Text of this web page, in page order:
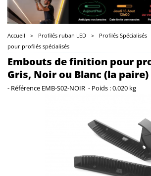
Accueil > Profilés ruban LED > Profilés Spécialisés
pour profilés spécialisés
Embouts de finition pour
Gris, Noir ou Blanc (la paire)
- Référence EMB-S02-NOIR - Poids :0.020 kg